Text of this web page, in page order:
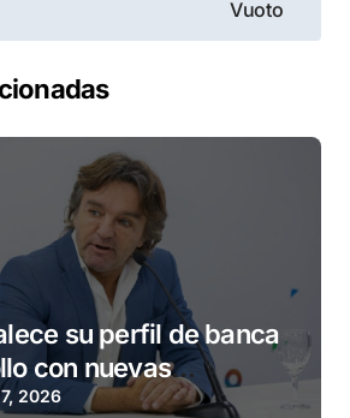
Vuoto
su perfil de banca
con nuevas
para familias y
2026